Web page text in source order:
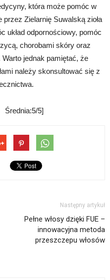
która może pomóc w
Zielarnię Suwalską zioła
układ odpornościowy, pomóc
chorobami skóry oraz
jednak pamiętać, że
należy skonsultować się z
Średnia:5/5]
Następny artykuł
Pełne włosy dzięki FUE –
innowacyjna metoda
przeszczepu włosów